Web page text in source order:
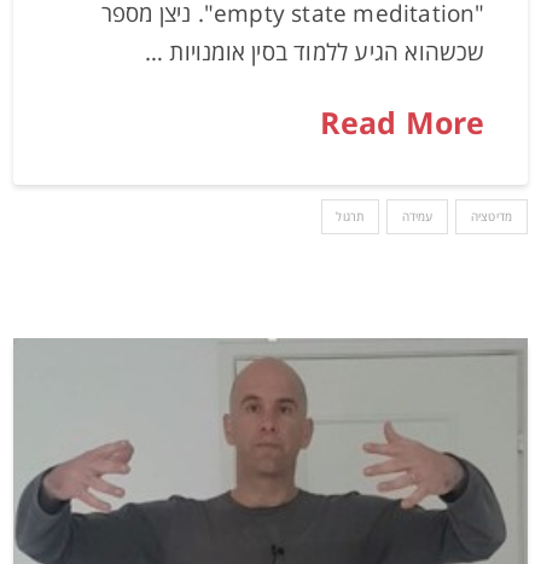
"empty state meditation". ניצן מספר
שכשהוא הגיע ללמוד בסין אומנויות …
Read More
מדיטציה עמידה תרגול